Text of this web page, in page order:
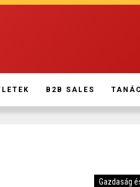
B2B SALES
Gazdaság